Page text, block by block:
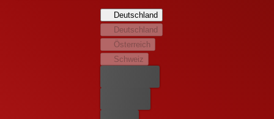
drei Stunden Zeit, den Virus zu isolieren und einen die
Welt vernichtenden Outbreak an die Oberfläche zu
verhindern. Doch schnell wird dem Team klar, dass es
nicht nur von den Untoten bedroht wird. Ein Horrortrip
Deutschland
Deutschland
Österreich
Schweiz